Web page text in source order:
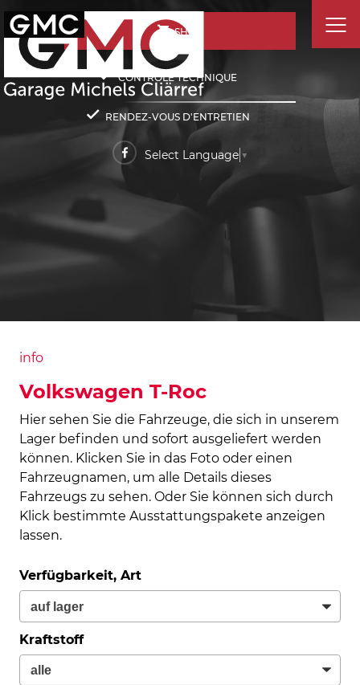
SHOP
CONTRÔLE TECHNIQUE
RENDEZ-VOUS D'ENTRETIEN
Select Language ▼
info
Volkswagen T-Roc
Hier sehen Sie die Fahrzeuge, die sich in unserem
Lager befinden und sofort ausgeliefert werden
können. Klicken Sie in das Foto oder einen
Fahrzeugnamen, um alle Details dieses
Fahrzeugs zu sehen. Oder Sie können sich durch
Klick bestimmte Ausstattungspakete anzeigen
lassen.
Verfügbarkeit, Art
Kraftstoff